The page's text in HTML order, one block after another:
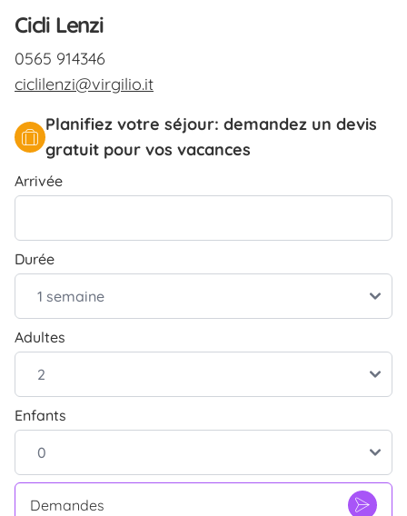
Cicli Lenzi
0565 914346
ciclilenzi@virgilio.it
Planifiez votre séjour: demandez un devis
gratuit pour vos vacances
Arrivée
Durée
Adultes
Enfants
Demandes